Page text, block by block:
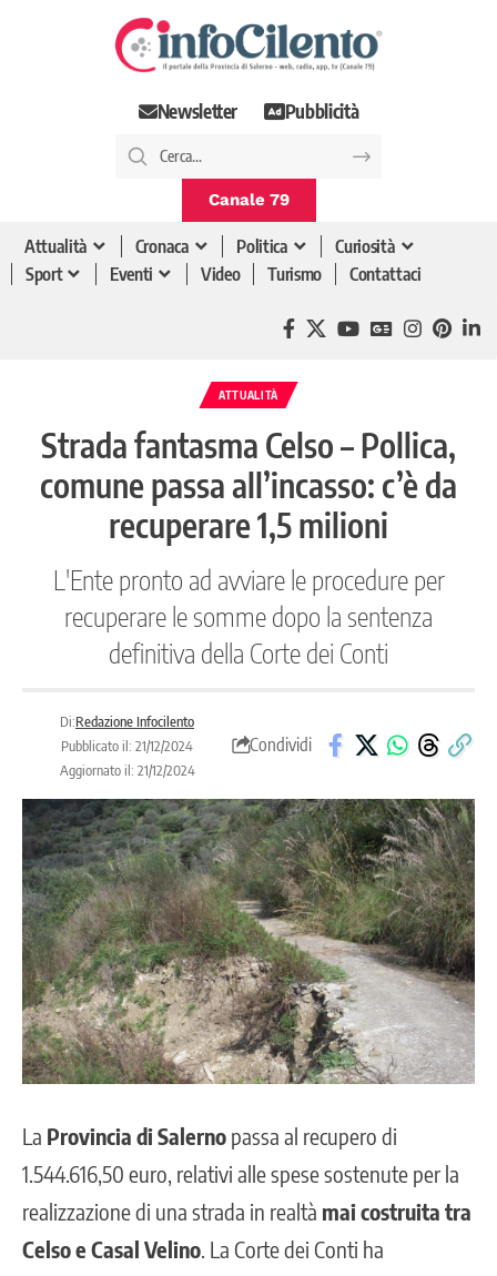
Newsletter Pubblicità
Canale 79
Attualità Cronaca Politica
Curiosità
Sport
Eventi Video Turismo Contattaci
ATTUALITÀ
Strada fantasma Celso – Pollica,
comune passa all’incasso: c’è da
recuperare 1,5 milioni
L'Ente pronto ad avviare le procedure per
recuperare le somme dopo la sentenza
definitiva della Corte dei Conti
Di:Redazione Infocilento
Pubblicato il: 21/12/2024
Aggiornato il: 21/12/2024
Condividi
La Provincia di Salerno passa al recupero di
1.544.616,50 euro, relativi alle spese sostenute per la
realizzazione di una strada in realtà mai costruita tra
Celso e Casal Velino. La Corte dei Conti ha